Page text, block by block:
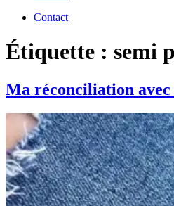
Contact
Étiquette : semi
Ma réconciliation